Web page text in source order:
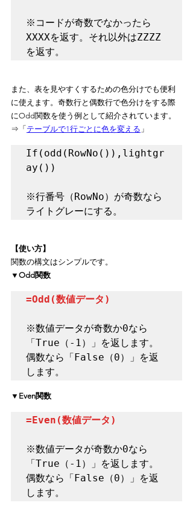
※コードが奇数でなかったら
XXXXを返す。それ以外はZZZZ
を返す。
また、表を見やすくするための色分けでも便利
に使えます。奇数行と偶数行で色分けをする際
にOdd関数を使う例として紹介されています。
⇒「 テーブルで1行ごとに色を変える 」
If(odd(RowNo()),lightgr
ay())
※行番号（RowNo）が奇数なら
ライトグレーにする。
【使い方】
関数の構文はシンプルです。
▼Odd関数
=Odd(数値データ)
※数値データが奇数か0なら
「True（-1）」を返します。
偶数なら「False（0）」を返
します。
▼Even関数
=Even(数値データ)
※数値データが奇数か0なら
「True（-1）」を返します。
偶数なら「False（0）」を返
します。